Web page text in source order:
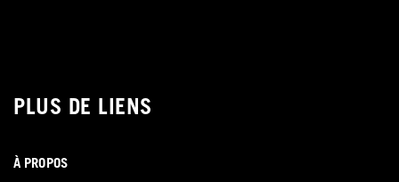
PLUS DE LIENS
À PROPOS